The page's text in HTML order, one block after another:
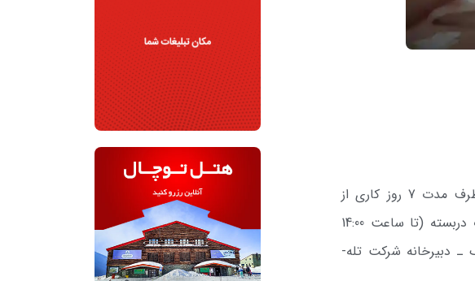
از کلیه اشخاص حقیقی و حقوقی واجد شرایط دعوت می­شود برای حضور در مزایده عمومی ظرف مدت 7 روز کاری از
تاریخ چاپ این آگهی جهت خرید برگ شرایط و بازدید از محل و تحویل پیشنهادات در پاکات دربسته (تا ساعت 14:00
مورخ 28/11/1402) به آدرس تهران ـ بزرگراه شهید چمران ـ خیابان­ یمن ـ انتهای خیابان ولنجک ـ دبیرخانه شرکت تله­